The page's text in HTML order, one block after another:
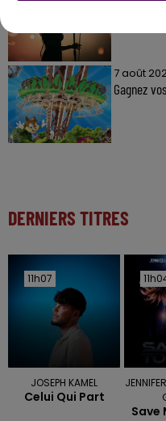
7 août
Gagnez
DERNIERS TITRES
11h07
11h07
JOSEPH KAMEL
Celui Qui Part
Save